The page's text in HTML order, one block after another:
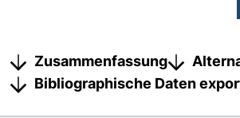
Zusammenfassung
Bibliographische Daten